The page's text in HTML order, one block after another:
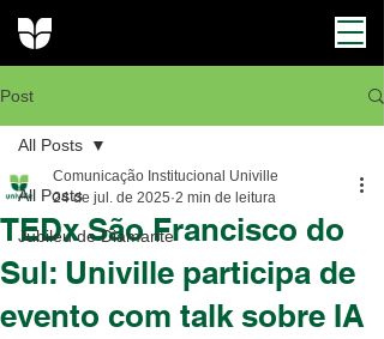
Post
All Posts
Jubileu de Diamante
All Posts
TEDx São Francisco do
Sul: Univille participa de
evento com talk sobre IA
Comunicação Institucional Univille
24 de jul. de 2025 2 min de leitura